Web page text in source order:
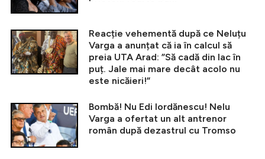
Reacție vehementă după ce Neluțu
Varga a anunțat că ia în calcul să
preia UTA Arad: ”Să cadă din lac în
puț. Jale mai mare decât acolo nu
este nicăieri!”
Bombă! Nu Edi Iordănescu! Nelu
Varga a ofertat un alt antrenor
român după dezastrul cu Tromso